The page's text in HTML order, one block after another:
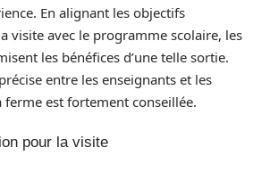
En alignant les objectifs
visite avec le programme scolaire, les
les bénéfices d’une telle sortie.
entre les enseignants et les
ferme est fortement conseillée.
pour la visite